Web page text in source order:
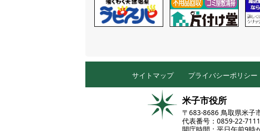
サイトマップ プライバシーポリシー
米子市役所
〒683-8686 鳥取県米子
代表番号：0859-22-7111